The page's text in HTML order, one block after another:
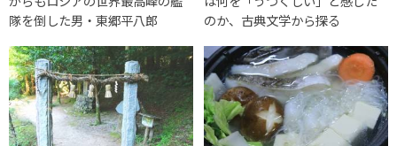
隊を倒した男・東郷平八郎
のか、古典文学から探る